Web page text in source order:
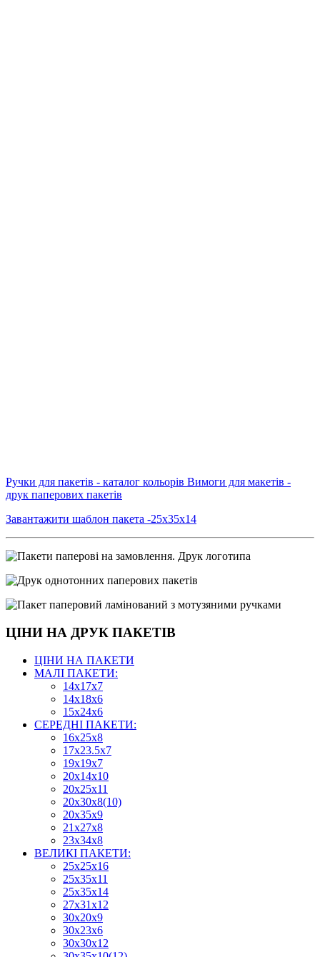
Ручки для пакетів - каталог кольорів Вимоги для макетів -
друк паперових пакетів
Завантажити шаблон пакета -25х35х14
ЦІНИ НА ДРУК ПАКЕТІВ
ЦІНИ НА ПАКЕТИ
МАЛІ ПАКЕТИ:
14х17х7
14х18х6
15х24х6
СЕРЕДНІ ПАКЕТИ:
16х25х8
17х23.5х7
19х19х7
20х14х10
20х25х11
20х30х8(10)
20х35х9
21х27х8
23х34х8
ВЕЛИКІ ПАКЕТИ:
25х25х16
25х35х11
25х35х14
27х31х12
30х20х9
30х23х6
30х30х12